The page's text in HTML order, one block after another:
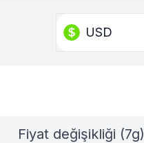
USD
Fiyat değişikliği (7g)